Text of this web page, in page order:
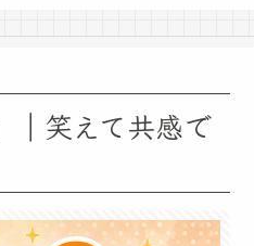
｜笑えて共感で